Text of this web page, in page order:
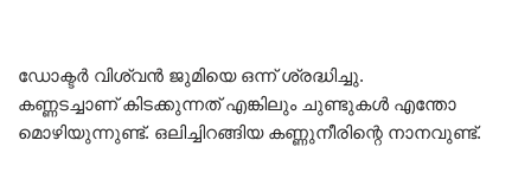
ഡോക്ടർ വിശ്വൻ ജുമിയെ ഒന്ന് ശ്രദ്ധിച്ചു.
കണ്ണടച്ചാണ് കിടക്കുന്നത് എങ്കിലും ചുണ്ടുകൾ എന്തോ
മൊഴിയുന്നുണ്ട്. ഒലിച്ചിറങ്ങിയ കണ്ണുനീരിന്റെ നാനവുണ്ട്.